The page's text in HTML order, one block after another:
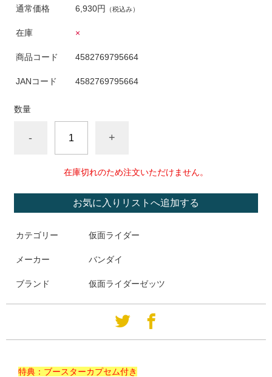
通常価格 6,930円 （税込み）
在庫 ×
商品コード 4582769795664
JANコード 4582769795664
数量
- +
在庫切れのため注文いただけません。
お気に入りリストへ追加する
カテゴリー 仮面ライダー
メーカー バンダイ
ブランド 仮面ライダーゼッツ
特典：ブースターカプセム付き